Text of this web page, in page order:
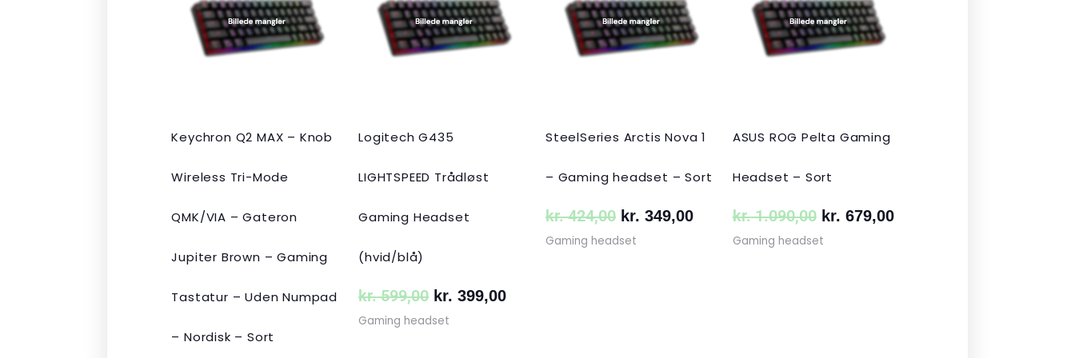
Keychron Q2 MAX – Knob
Wireless Tri-Mode
QMK/VIA – Gateron
Jupiter Brown – Gaming
Tastatur – Uden Numpad
– Nordisk – Sort
var:
kr. 2.190,00.
er:
kr. 1.465,00.
Logitech G435
LIGHTSPEED Trådløst
Gaming Headset
(hvid/blå)
kr.599,00
var:
kr. 599,00.
kr. 399,00
kr. 399,00.
Gaming headset
SteelSeries Arctis Nova 1
– Gaming headset – Sort
kr.424,00
var:
kr. 424,00.
kr. 349,00
kr. 349,00.
Gaming headset
ASUS ROG Pelta Gaming
Headset – Sort
kr.1.090,00
var:
kr. 1.090,00.
kr. 679,00
Gaming headset